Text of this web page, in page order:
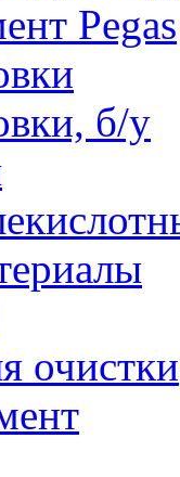
Pegas
б/у
очистки